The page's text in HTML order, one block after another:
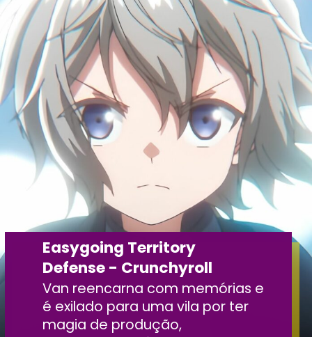
Easygoing Territory
Defense - Crunchyroll
Van reencarna com memórias e
é exilado para uma vila por ter
magia de produção,